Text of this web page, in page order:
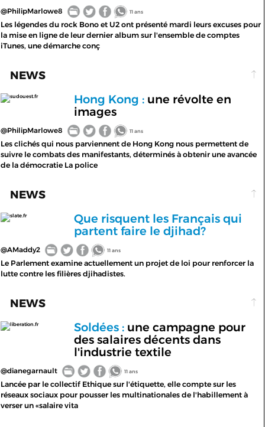
@PhilipMarlowe8 11 ans
Les légendes du rock Bono et U2 ont présenté mardi leurs excuses pour
la mise en ligne de leur dernier album sur l'ensemble de comptes
iTunes, une démarche conç
NEWS
sudouest.fr Hong Kong :une révolte en
images
@PhilipMarlowe8 11 ans
Les clichés qui nous parviennent de Hong Kong nous permettent de
suivre le combats des manifestants, déterminés à obtenir une avancée
de la démocratie La police
NEWS
slate.fr
Que risquent les Français qui
partent faire le djihad?
@AMaddy2 11 ans
Le Parlement examine actuellement un projet de loi pour renforcer la
lutte contre les filières djihadistes.
NEWS
liberation.fr Soldées :une campagne pour
des salaires décents dans
l'industrie textile
@dianegarnault 11 ans
Lancée par le collectif Ethique sur l'étiquette, elle compte sur les
réseaux sociaux pour pousser les multinationales de l'habillement à
verser un «salaire vita